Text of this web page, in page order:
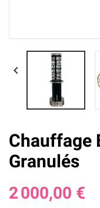

Chauffage
Granulés
2 000,00 €